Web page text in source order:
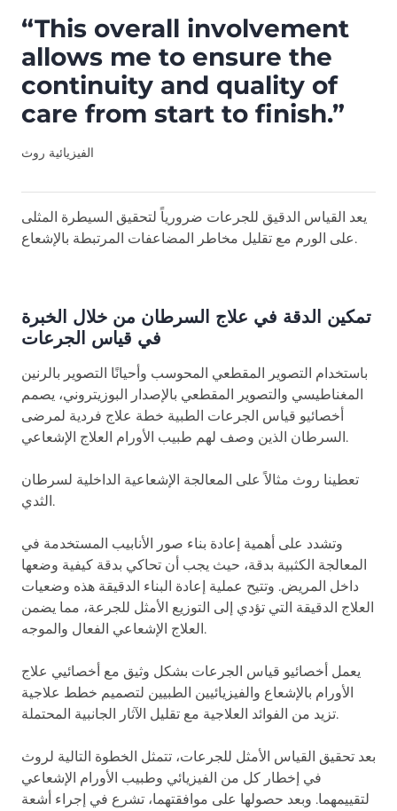
“This overall involvement
allows me to ensure the
continuity and quality of
care from start to finish.”
الفيزيائية روث
يعد القياس الدقيق للجرعات ضرورياً لتحقيق السيطرة المثلى
على الورم مع تقليل مخاطر المضاعفات المرتبطة بالإشعاع.
تمكين الدقة في علاج السرطان من خلال الخبرة
في قياس الجرعات
باستخدام التصوير المقطعي المحوسب وأحيانًا التصوير بالرنين
المغناطيسي والتصوير المقطعي بالإصدار البوزيتروني، يصمم
أخصائيو قياس الجرعات الطبية خطة علاج فردية لمرضى
السرطان الذين وصف لهم طبيب الأورام العلاج الإشعاعي.
تعطينا روث مثالاً على المعالجة الإشعاعية الداخلية لسرطان
الثدي.
وتشدد على أهمية إعادة بناء صور الأنابيب المستخدمة في
المعالجة الكثبية بدقة، حيث يجب أن تحاكي بدقة كيفية وضعها
داخل المريض. وتتيح عملية إعادة البناء الدقيقة هذه وضعيات
العلاج الدقيقة التي تؤدي إلى التوزيع الأمثل للجرعة، مما يضمن
العلاج الإشعاعي الفعال والموجه.
يعمل أخصائيو قياس الجرعات بشكل وثيق مع أخصائيي علاج
الأورام بالإشعاع والفيزيائيين الطبيين لتصميم خطط علاجية
تزيد من الفوائد العلاجية مع تقليل الآثار الجانبية المحتملة.
بعد تحقيق القياس الأمثل للجرعات، تتمثل الخطوة التالية لروث
في إخطار كل من الفيزيائي وطبيب الأورام الإشعاعي
لتقييمهما. وبعد حصولها على موافقتهما، تشرع في إجراء أشعة